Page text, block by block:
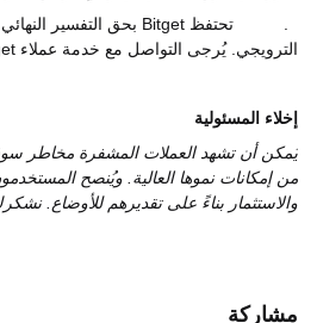
تحتفظ Bitget بحق التفسير
الترويجي. يُرجى التواصل مع خدمة عملاء
إخلاء المسئولية
يُمكن أن تشهد العملات المشفرة مخاطر
من إمكانات نموها العالية. ويُنصح
والاستثمار بناءً على تقديرهم للأوضاع.
مشاركة